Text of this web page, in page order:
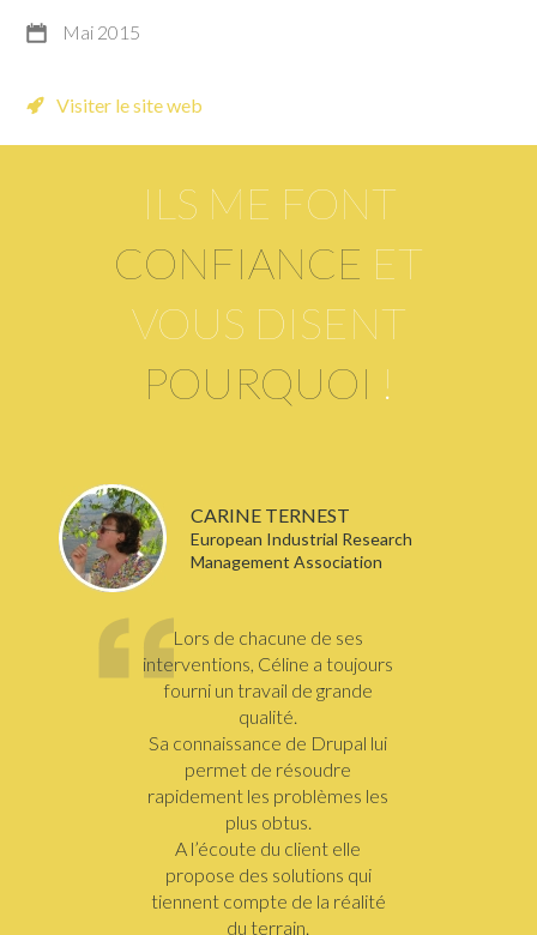
Mai 2015
Visiter le site web
ILS ME FONT
CONFIANCE ET
VOUS DISENT
POURQUOI !
CARINE TERNEST
European Industrial Research
Management Association
Lors de chacune de ses
interventions, Céline a toujours
fourni un travail de grande
qualité.
Sa connaissance de Drupal lui
permet de résoudre
rapidement les problèmes les
plus obtus.
A l’écoute du client elle
propose des solutions qui
tiennent compte de la réalité
du terrain.